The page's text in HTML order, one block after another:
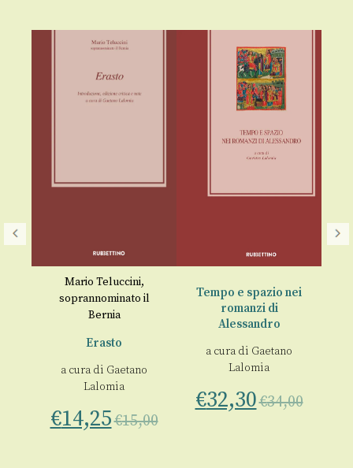
Mario Teluccini,
soprannominato il
Bernia
Erasto
a cura di Gaetano
Lalomia
€14,25€15,00
Tempo e spazio nei
romanzi di
Alessandro
a cura di Gaetano
Lalomia
€32,30€34,00